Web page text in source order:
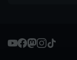
n